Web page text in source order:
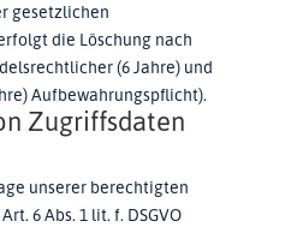
gesetzlichen
die Löschung nach
(6 Jahre) und
Aufbewahrungspflicht).
Zugriffsdaten
unserer berechtigten
6 Abs. 1 lit. f. DSGVO